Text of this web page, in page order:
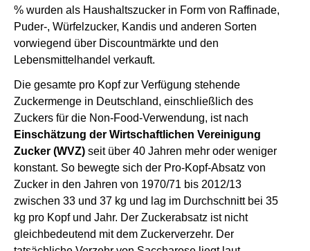
% wurden als Haushaltszucker in Form von Raffinade,
Puder-, Würfelzucker, Kandis und anderen Sorten
vorwiegend über Discountmärkte und den
Lebensmittelhandel verkauft.
Die gesamte pro Kopf zur Verfügung stehende
Zuckermenge in Deutschland, einschließlich des
Zuckers für die Non-Food-Verwendung, ist nach
Einschätzung der Wirtschaftlichen Vereinigung
Zucker (WVZ) seit über 40 Jahren mehr oder weniger
konstant. So bewegte sich der Pro-Kopf-Absatz von
Zucker in den Jahren von 1970/71 bis 2012/13
zwischen 33 und 37 kg und lag im Durchschnitt bei 35
kg pro Kopf und Jahr. Der Zuckerabsatz ist nicht
gleichbedeutend mit dem Zuckerverzehr. Der